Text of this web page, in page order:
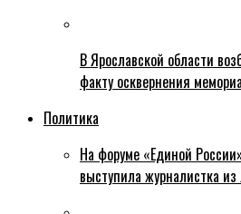
В Ярославской области
факту осквернения
Политика
На форуме «Единой
выступила журналистка